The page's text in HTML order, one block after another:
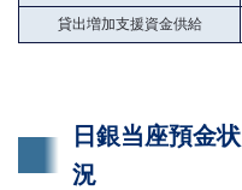
貸出増加支援資金供給
日銀当座預金状
況